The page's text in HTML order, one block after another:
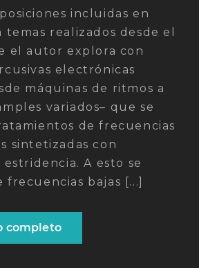
incluidas en
temas realizados desde el
el autor explora con
electrónicas
máquinas de ritmos a
variados– que se
de frecuencias
sintetizadas con
A esto se
frecuencias bajas [...]
completo